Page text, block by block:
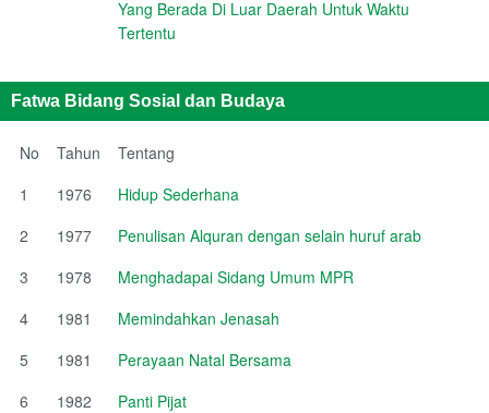
Yang Berada Di Luar Daerah Untuk Waktu
Tertentu
Fatwa Bidang Sosial dan Budaya
No Tahun
Tentang
1
1976
Hidup Sederhana
2
1977
Penulisan Alquran dengan selain huruf arab
3
1978
Menghadapai Sidang Umum MPR
4
1981
Memindahkan Jenasah
5
1981
Perayaan Natal Bersama
6
1982
Panti Pijat